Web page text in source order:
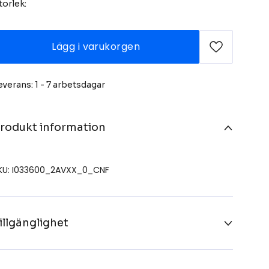
Lägg i varukorgen
1 - 7 arbetsdagar
information
I033600_2AVXX_0_CNF